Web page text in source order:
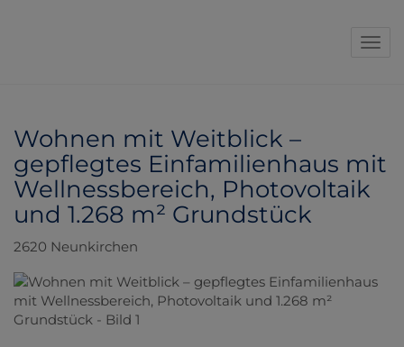
Wohnen mit Weitblick –
gepflegtes Einfamilienhaus mit
Wellnessbereich, Photovoltaik
und 1.268 m² Grundstück
2620 Neunkirchen